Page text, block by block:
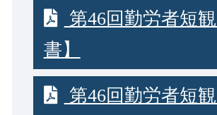
第46回勤労者短
書】
第46回勤労者短